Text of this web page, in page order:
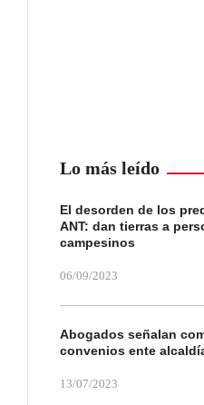
Lo más leído
El desorden de los
ANT: dan tierras a
campesinos
06/09/2023
Abogados señalan
convenios ente
13/07/2023